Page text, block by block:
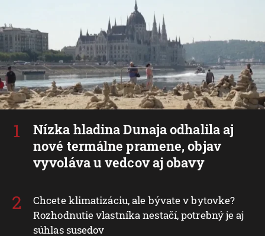
Nízka hladina Dunaja odhalila aj
nové termálne pramene, objav
vyvoláva u vedcov aj obavy
Chcete klimatizáciu, ale bývate v bytovke?
Rozhodnutie vlastníka nestačí, potrebný je aj
súhlas susedov